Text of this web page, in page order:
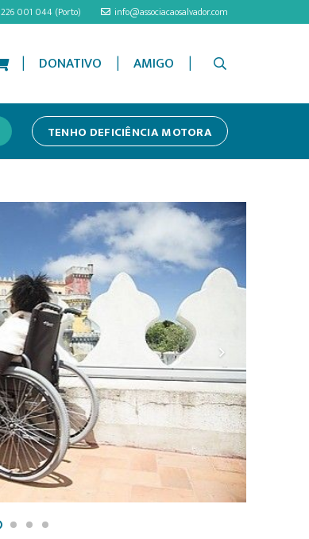
226 001 044 (Porto) info@associacaosalvador.com
| DONATIVO | AMIGO |
TENHO DEFICIÊNCIA MOTORA